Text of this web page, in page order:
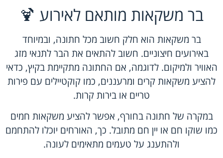
בר משקאות מותאם לאירוע 🍹
בר משקאות הוא חלק חשוב מכל חתונה, ובמיוחד
באירועים חיצוניים. חשוב להתאים את הבר לתנאי מזג
האוויר ולמיקום. לדוגמה, אם החתונה מתקיימת בקיץ, כדאי
להציע משקאות קרים ומרעננים, כמו קוקטיילים עם פירות
טריים או בירות קרות.
במקרה של חתונה בחורף, אפשר להציע משקאות חמים
כמו שוקו חם או יין חם מתובל. כך, האורחים יוכלו להתחמם
ולהתענג על טעמים מתאימים לעונה.